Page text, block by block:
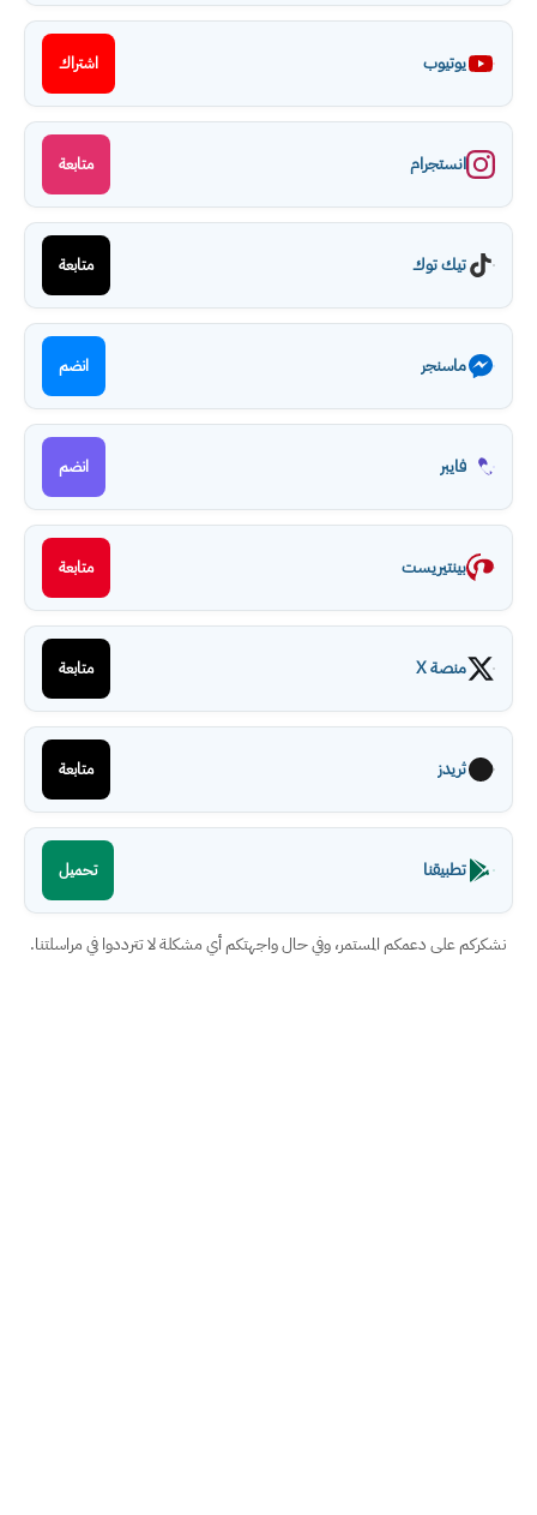
يوتيوب اشتراك
انستجرام متابعة
تيك توك متابعة
ماسنجر انضم
فايبر انضم
بينتيريست متابعة
منصة X متابعة
ثريدز متابعة
تطبيقنا تحميل
نشكركم على دعمكم المستمر، وفي حال واجهتكم أي مشكلة لا تترددوا في مراسلتنا.